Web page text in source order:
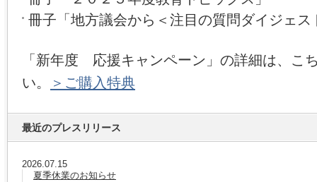
冊子「地方議会から＜注目の質問ダイジェス
「新年度 応援キャンペーン」の詳細は、こ
い。
＞ご購入特典
最近のプレスリリース
2026.07.15
夏季休業のお知らせ